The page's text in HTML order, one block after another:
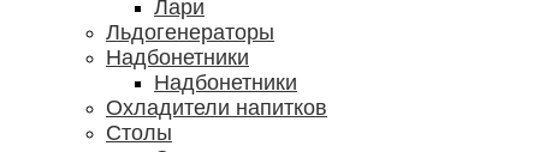
Лари
Льдогенераторы
Надбонетники
Надбонетники
Охладители напитков
Столы